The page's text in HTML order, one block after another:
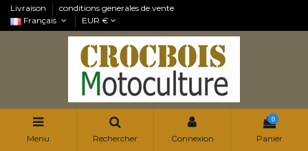
Livraison
conditions generales de vente
Français
EUR €
Menu Rechercher Connexion
0
Panier